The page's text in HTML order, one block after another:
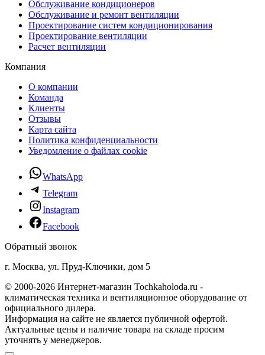
Обслуживание кондиционеров
Обслуживание и ремонт вентиляции
Проектирование систем кондиционирования
Проектирование вентиляции
Расчет вентиляции
Компания
О компании
Команда
Клиенты
Отзывы
Карта сайта
Политика конфиденциальности
Уведомление о файлах cookie
WhatsApp
Telegram
Instagram
Facebook
Обратный звонок
г. Москва, ул. Пруд-Ключики, дом 5
© 2000-2026 Интернет-магазин Tochkaholoda.ru -
климатическая техника и вентиляционное оборудование от
официального дилера.
Информация на сайте не является публичной офертой.
Актуальные цены и наличие товара на складе просим
уточнять у менеджеров.